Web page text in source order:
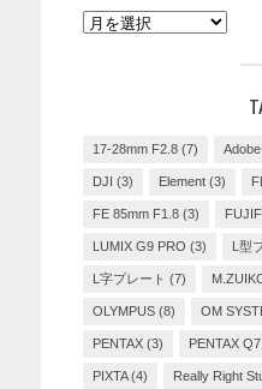
17-28mm F2.8(7)
DJI (3) Element(3)
FE 85mm F1.8(3)
LUMIX G9 PRO (3) L型
L字プレート (7)
OLYMPUS(8) OM
PENTAX(3) PENTAX Q7
PIXTA(4) Really Right